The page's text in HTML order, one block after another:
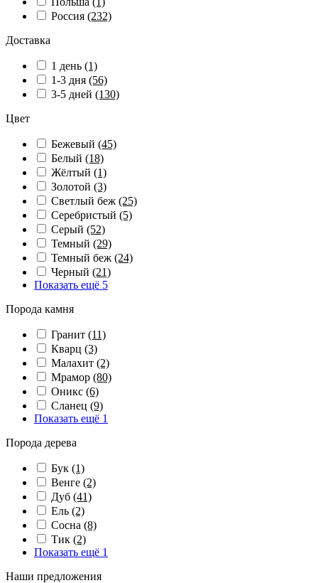
Россия (232)
Доставка
1 день (1)
1-3 дня (56)
3-5 дней (130)
Цвет
Бежевый (45)
Белый (18)
Жёлтый (1)
Золотой (3)
Светлый беж (25)
Серебристый (5)
Серый (52)
Темный (29)
Темный беж (24)
Черный (21)
Показать ещё 5
Порода камня
Гранит (11)
Кварц (3)
Малахит (2)
Мрамор (80)
Оникс (6)
Сланец (9)
Показать ещё 1
Порода дерева
Бук (1)
Венге (2)
Дуб (41)
Ель (2)
Сосна (8)
Тик (2)
Показать ещё 1
Наши предложения